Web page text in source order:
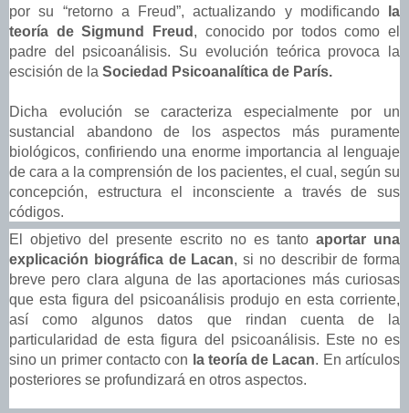
por su “retorno a Freud”, actualizando y modificando
la
teoría de Sigmund Freud , conocido por todos como el
padre del psicoanálisis. Su evolución teórica provoca la
escisión de la Sociedad Psicoanalítica de París.
Dicha evolución se caracteriza especialmente por un
sustancial abandono de los aspectos más puramente
biológicos, confiriendo una enorme importancia al lenguaje
de cara a la comprensión de los pacientes, el cual, según su
concepción, estructura el inconsciente a través de sus
códigos.
El objetivo del presente escrito no es tanto aportar una
explicación biográfica de Lacan, si no describir de forma
breve pero clara alguna de las aportaciones más curiosas
que esta figura del psicoanálisis produjo en esta corriente,
así como algunos datos que rindan cuenta de la
particularidad de esta figura del psicoanálisis. Este no es
sino un primer contacto con la teoría de Lacan. En artículos
posteriores se profundizará en otros aspectos.